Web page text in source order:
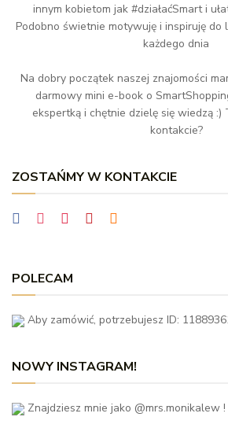
innym kobietom jak #działaćSmart i
Podobno świetnie motywuję i inspiruję do
każdego dnia
Na dobry początek naszej znajomości
darmowy mini e-book o
ekspertką i chętnie dzielę się wiedzą :)
kontakcie?
ZOSTAŃMY W KONTAKCIE
POLECAM
Aby zamówić, potrzebujesz ID:
NOWY INSTAGRAM!
Znajdziesz mnie jako @mrs.monikalew !